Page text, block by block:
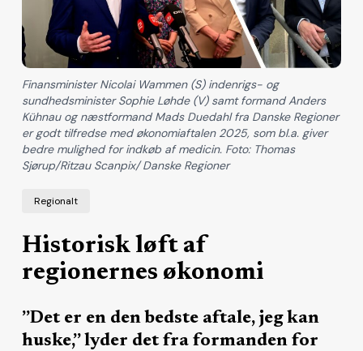
Regionalt
Historisk løft af
regionernes økonomi
”Det er en den bedste aftale, jeg kan
huske,” lyder det fra formanden for
Finansminister Nicolai Wammen (S) indenrigs- og
sundhedsminister Sophie Løhde (V) samt formand Anders
Kühnau og næstformand Mads Duedahl fra Danske Regioner
er godt tilfredse med økonomiaftalen 2025, som bl.a. giver
bedre mulighed for indkøb af medicin. Foto: Thomas
Sjørup/Ritzau Scanpix/ Danske Regioner